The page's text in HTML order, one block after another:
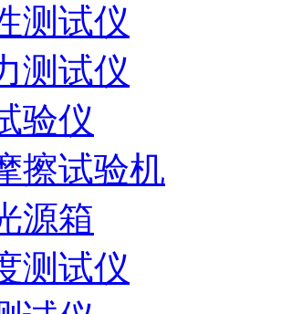
测试仪
测试仪
验仪
擦试验机
源箱
测试仪